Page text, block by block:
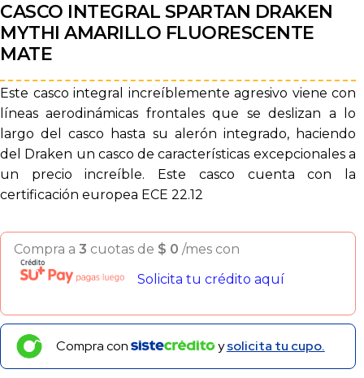
CASCO INTEGRAL SPARTAN DRAKEN
MYTHI AMARILLO FLUORESCENTE
MATE
Este casco integral increíblemente agresivo viene con
líneas aerodinámicas frontales que se deslizan a lo
largo del casco hasta su alerón integrado, haciendo
del Draken un casco de características excepcionales a
un precio increíble. Este casco cuenta con la
certificación europea ECE 22.12
Compra a 3 cuotas de $ 0 /mes con
Solicita tu crédito aquí
Compra con ysolicita tu cupo.